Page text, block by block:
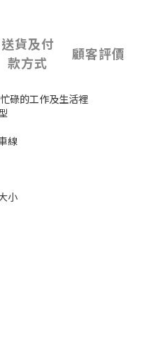
送貨及付
款方式
顧客評價
碌的工作及生活裡
線
小